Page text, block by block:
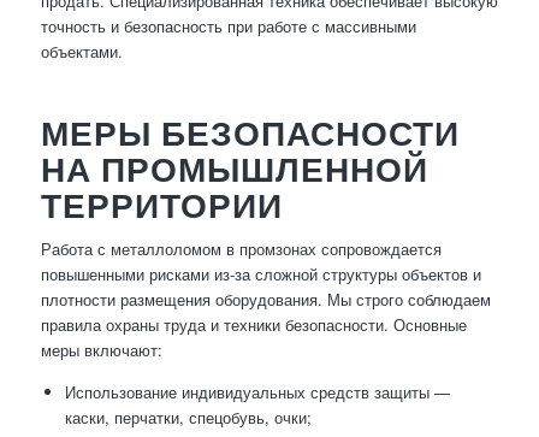
точность и безопасность при работе с массивными
объектами.
МЕРЫ БЕЗОПАСНОСТИ
НА ПРОМЫШЛЕННОЙ
ТЕРРИТОРИИ
Работа с металлоломом в промзонах сопровождается
повышенными рисками из-за сложной структуры объектов и
плотности размещения оборудования. Мы строго соблюдаем
правила охраны труда и техники безопасности. Основные
меры включают:
Использование индивидуальных средств защиты —
каски, перчатки, спецобувь, очки;